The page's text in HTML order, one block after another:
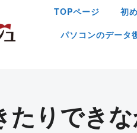
TOPページ 初
パソコンのデータ
たりでき